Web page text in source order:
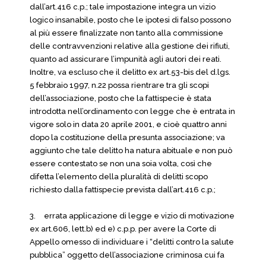
dall’art.416 c.p.; tale impostazione integra un vizio
logico insanabile, posto che le ipotesi di falso possono
al più essere finalizzate non tanto alla commissione
delle contravvenzioni relative alla gestione dei rifiuti,
quanto ad assicurare l’impunità agli autori dei reati.
Inoltre, va escluso che il delitto ex art.53-bis del d.lgs.
5 febbraio 1997, n.22 possa rientrare tra gli scopi
dell’associazione, posto che la fattispecie è stata
introdotta nell’ordinamento con legge che è entrata in
vigore solo in data 20 aprile 2001, e cioè quattro anni
dopo la costituzione della presunta associazione; va
aggiunto che tale delitto ha natura abituale e non può
essere contestato se non una soia volta, così che
difetta l’elemento della pluralità di delitti scopo
richiesto dalla fattispecie prevista dall’art.416 c.p.;
3.
errata applicazione di legge e vizio di motivazione
ex art.606, lett.b) ed e) c.p.p. per avere la Corte di
Appello omesso di individuare i “delitti contro la salute
pubblica” oggetto dell’associazione criminosa cui fa